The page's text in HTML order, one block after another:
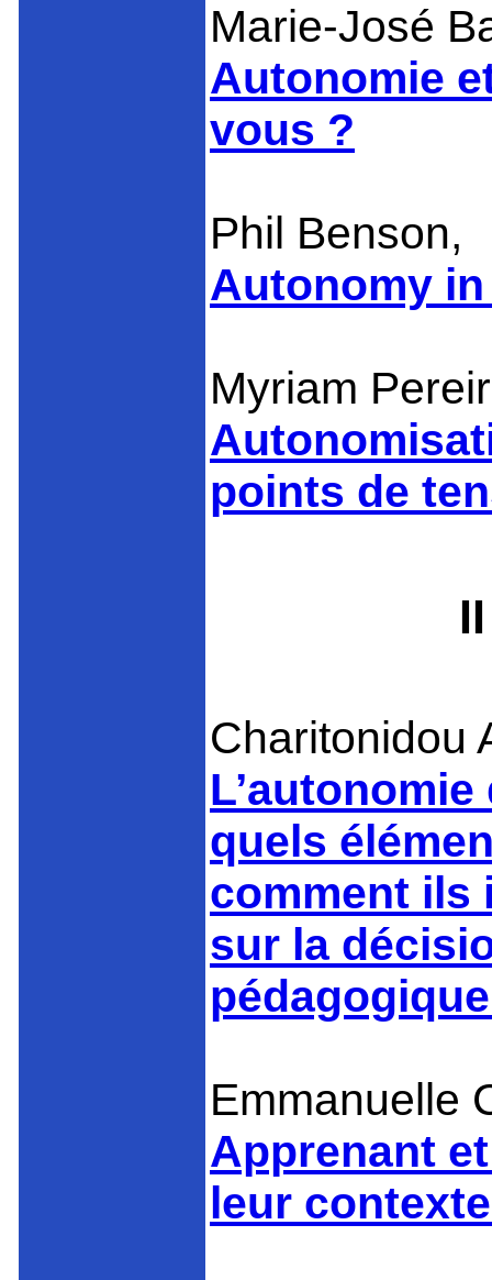
Marie-José
Autonomie
vous ?
Phil Benson,
Autonomy
Myriam
points de
Charitonidou
quels
comment ils
sur la
Emmanuelle
Apprenant
leur